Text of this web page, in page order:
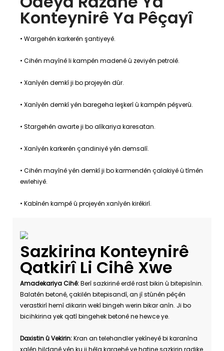
Konteynirê Ya Pêçayî
• Wargehên karkerên şantiyeyê.
• Cihên mayînê li kampên madenê û zeviyên petrolê.
• Xanîyên demkî ji bo projeyên dûr.
• Xanîyên demkî yên baregeha leşkerî û kampên pêşverû.
• Stargehên awarte ji bo alîkariya karesatan.
• Xanîyên karkerên çandiniyê yên demsalî.
• Cihên mayînê yên demkî ji bo karmendên çalakiyê û tîmên
ewlehiyê.
• Kabînên kampê û projeyên xanîyên kirêkirî.
Sazkirina Konteynirê
Qatkirî Li Cihê Xwe
Amadekariya Cihê:Berî sazkirinê erdê rast bikin û bitepisînin.
Balatên betonê, çakilên bitepisandî, an jî stûnên pêçên
verastkirî hemî dikarin wekî bingeh werin bikar anîn. Ji bo
bicihkirina yek qatî bingehek betonê ne hewce ye.
Daxistin û Vekirin:Kran an telehandler yekîneyê bi karanîna
xalên hildanê yên ku ji hêla kargehê ve hatine sazkirin radike